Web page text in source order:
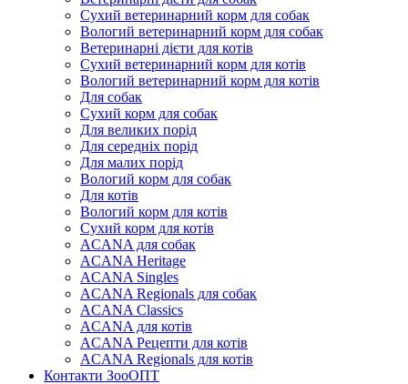
Сухий ветеринарний корм для собак
Вологий ветеринарний корм для собак
Ветеринарні дієти для котів
Сухий ветеринарний корм для котів
Вологий ветеринарний корм для котів
Для собак
Сухий корм для собак
Для великих порід
Для середніх порід
Для малих порід
Вологий корм для собак
Для котів
Вологий корм для котів
Сухий корм для котів
ACANA для собак
ACANA Heritage
ACANA Singles
ACANA Regionals для собак
ACANA Classics
ACANA для котів
ACANA Рецепти для котів
ACANA Regionals для котів
Контакти ЗооОПТ